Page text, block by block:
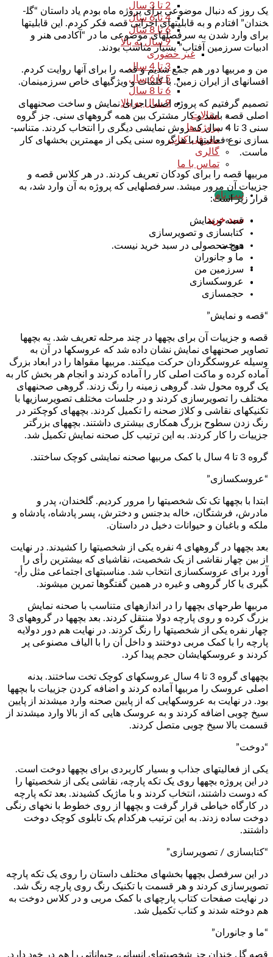
2 تا 3 سال
4 تا 6 سال
6 تا 8 سال
9 سال به بالا
غیر حضوری
3 تا 4 سال
5 تا 6 سال
6 تا 8 سال
9 سال به بالا
مقالات
پروژه ها
معرفی کتاب
گالری
تماس با ما
ثبت نام
سبد خرید
هیچ محصولی در سبد خرید نیست.
یک روز که دنبال موضوعی برای پروژه ماه بودم یاد داستان “گل­
خندان” افتادم و به قابلیت­های اجرایی قصه فکر کردم. این قابلیت­ها
برای وارد شدن به سرفصل­های موضوعی ما در “آکادمی هنر و
ادبیات سرزمین آفتاب” بسیار مناسب بودند.
من و مربی­ها دور هم جمع شدیم و قصه را برای آنها روایت کردم.
افسانه­ای از ایران زمین. با کلمات و ویژگی­های خاص سرزمین­مان.
تصمیم گرفتیم که پروژه اصلی اجرای نمایش و ساخت صحنه­های
اصلی قصه باشد و کار مشترک بین همه گروه­های سنی. جز گروه
سنی 3 تا 4 سال که روش نمایشی دیگری را انتخاب کردند. متناسب­
سازی نوع فعالیت­ها با هرگروه سنی یکی از مهم­ترین بخش­های کار
ماست.
مربی­ها قصه را برای کودکان تعریف کردند. در هر کلاس قصه و
جزییات آن مرور می­شد. سرفصل­هایی که پروژه به آن وارد شد، به
قرار زیر است:
قصه و نمایش
کتاب­سازی و تصویرسازی
دوخت
ما و جانوران
سرزمین من
عروسک­سازی
حجم­سازی
“قصه و نمایش”
قصه و جزییات آن برای بچه­ها در چند مرحله تعریف شد. به بچه­ها
تصاویر صحنه­های نمایش نشان داده شد که عروسک­ها در آن به
وسیله عروسک­گردان حرکت می­کنند. مربی­ها مقواها را در ابعاد بزرگ
آماده کرده و ماکت اصلی کار را آماده کردند و انجام هر بخش کار به
یک گروه محول شد. گروهی زمینه را رنگ زدند. گروهی صحنه­های
مختلف را تصویرسازی کردند و در جلسات مختلف تصویرسازی­ها با
تکنیک­های نقاشی و کلاژ صحنه را تکمیل کردند. بچه­های کوچک­تر در
رنگ زدن سطوح بزرگ همکاری بیشتری داشتند. بچه­های بزرگ­تر
جزییات را کار کردند. به این ترتیب کل صحنه نمایش تکمیل شد.
گروه 3 تا 4 سال با کمک مربی­ها صحنه نمایشی کوچک ساختند.
“عروسک­سازی”
ابتدا با بچه­ها تک تک شخصیت­ها را مرور کردیم. گل­خندان، پدر و
مادرش، فرشتگان، خاله بدجنس و دخترش، پسر پادشاه، پادشاه و
ملکه و باغبان و حیوانات دخیل در داستان.
بعد بچه­ها در گروه­های 4 نفره یکی از شخصیت­ها را کشیدند. در نهایت
از بین چهار نقاشی از یک شخصیت، نقاشی­­ای که بیشترین رأی را
آورد برای عروسک­سازی انتخاب شد. مناسبت­های اجتماعی مثل رأی­
گیری یا کار گروهی و غیره در همین گفتگوها تمرین می­شوند.
مربی­ها طرح­های بچه­ها را در اندازه­های متناسب با صحنه نمایش
بزرگ کرده و روی پارچه دولا منتقل کردند. بعد بچه­ها در گروه­های 3
چهار نفره یکی از شخصیت­ها را رنگ کردند. در نهایت هم دور دولایه
پارچه را با کمک مربی دوختند و داخل آن را با الیاف مصنوعی پر
کردند و عروسک­هایشان حجم پیدا کرد.
بچه­های گروه 3 تا 4 سال عروسک­های کوچک تخت ساختند. بدنه
اصلی عروسک را مربی­ها آماده کردند و اضافه کردن جزییات با بچه­ها
بود. در نهایت به عروسک­هایی که از پایین صحنه وارد می­شدند از پایین
سیخ چوبی اضافه کردند و به عروسک هایی که از بالا وارد می­شدند از
قسمت بالا سیخ چوبی متصل کردند.
“دوخت”
یکی از فعالیت­های جذاب و بسیار کاربردی برای بچه­ها دوخت است.
در این پروژه بچه­ها روی یک تکه پارچه، نقاشی یکی از شخصیت­ها را
که دوست داشتند، انتخاب کردند و با ماژیک کشیدند. بعد تکه پارچه
در کارگاه خیاطی قرار گرفت و بچه­ها از روی خطوط با نخ­های رنگی
دوخت ساده زدند. به این ترتیب هرکدام یک تابلوی کوچک دوخت
داشتند.
“کتاب­سازی / تصویرسازی”
در این سرفصل بچه­ها بخش­های مختلف داستان را روی یک تکه پارچه
تصویرسازی کردند و هر قسمت با تکنیک رنگ روی پارچه رنگ شد.
در نهایت صفحات کتاب پارچه­ای با کمک مربی و در کلاس دوخت به
هم دوخته شدند و کتاب تکمیل شد.
“ما و جانوران”
قصه گل خندان جز شخصیت­های انسانی، حیواناتی را هم در خود دارد.